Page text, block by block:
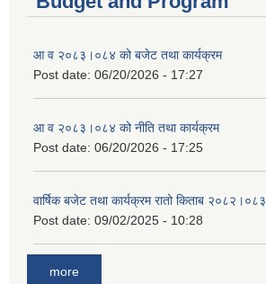
आ व २०८३।०८४ को बजेट तथा कार्यक्रम
Post date: 06/20/2026 - 17:27
आ व २०८३।०८४ को नीति तथा कार्यक्रम
Post date: 06/20/2026 - 17:25
वार्षिक बजेट तथा कार्यक्रम रातो किताब २०८२।०८३
Post date: 09/02/2025 - 10:28
more